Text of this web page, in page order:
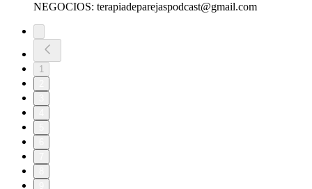
NEGOCIOS: terapiadeparejaspodcast@gmail.com
1